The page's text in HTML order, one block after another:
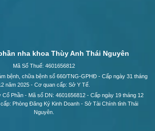
nha khoa Thùy Anh Thái Nguyên
Mã Số Thuế: 4601656812
bệnh, chữa bệnh số 660/TNG-GPHĐ - Cấp ngày 31 tháng
năm 2025 - Cơ quan cấp: Sở Y Tế.
Phần - Mã số DN: 4601656812 - Cấp ngày 19 tháng 12
Phòng Đăng Ký Kinh Doanh - Sở Tài Chính tỉnh Thái
Nguyên.